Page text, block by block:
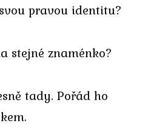
pravou identitu?
stejné znaménko?
tady. Pořád ho